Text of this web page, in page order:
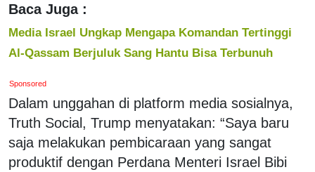
Baca Juga :
Media Israel Ungkap Mengapa Komandan Tertinggi
Al-Qassam Berjuluk Sang Hantu Bisa Terbunuh
Sponsored
Dalam unggahan di platform media sosialnya,
Truth Social, Trump menyatakan: “Saya baru
saja melakukan pembicaraan yang sangat
produktif dengan Perdana Menteri Israel Bibi